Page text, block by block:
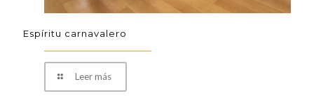
Espíritu carnavalero
Leer más